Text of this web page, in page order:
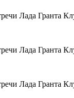
Лада Гранта
Лада Гранта
Лада Гранта